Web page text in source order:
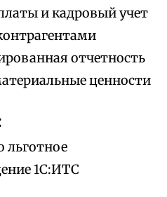
и кадровый учет
отчетность
ценности
льготное
1С:ИТС